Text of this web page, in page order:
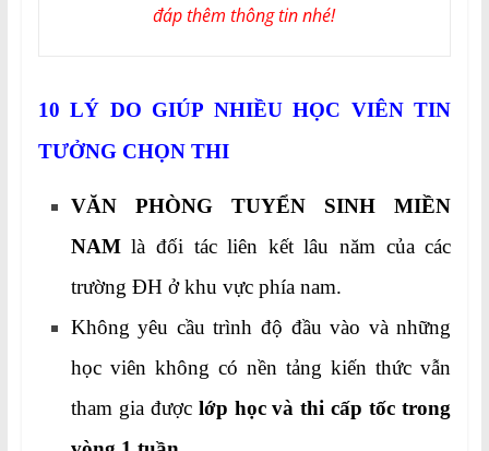
đáp thêm thông tin nhé!
10 LÝ DO GIÚP NHIỀU HỌC VIÊN TIN
TƯỞNG CHỌN THI
VĂN PHÒNG TUYỂN SINH MIỀN
NAMlà đối tác liên kết lâu năm của các
trường ĐH ở khu vực phía nam.
Không yêu cầu trình độ đầu vào và những
học viên không có nền tảng kiến thức vẫn
tham gia được lớp học và thi cấp tốc trong